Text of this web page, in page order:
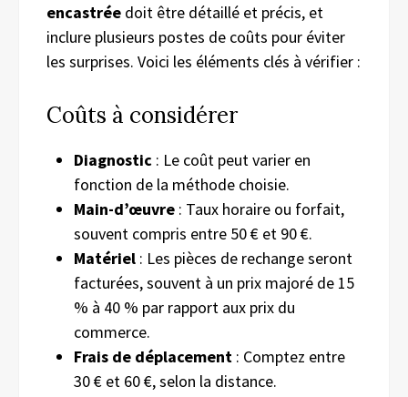
encastrée doit être détaillé et précis, et
inclure plusieurs postes de coûts pour éviter
les surprises. Voici les éléments clés à vérifier :
Coûts à considérer
Diagnostic : Le coût peut varier en
fonction de la méthode choisie.
Main-d’œuvre : Taux horaire ou forfait,
souvent compris entre 50 € et 90 €.
Matériel : Les pièces de rechange seront
facturées, souvent à un prix majoré de 15
% à 40 % par rapport aux prix du
commerce.
Frais de déplacement : Comptez entre
30 € et 60 €, selon la distance.